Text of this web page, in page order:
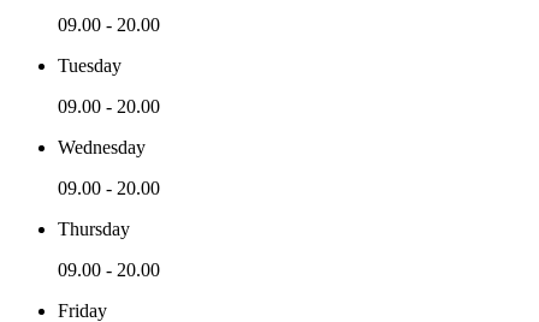
09.00 - 20.00
Tuesday
09.00 - 20.00
Wednesday
09.00 - 20.00
Thursday
09.00 - 20.00
Friday